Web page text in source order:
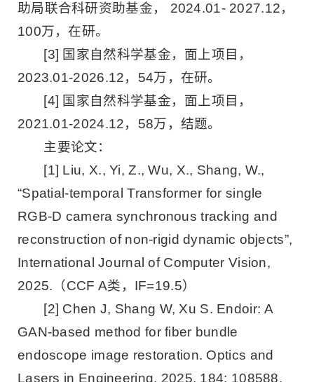
助局联合科研资助基金， 2024.01- 2027.12，
100万，在研。
[3] 国家自然科学基金，面上项目，
2023.01-2026.12，54万，在研。
[4] 国家自然科学基金，面上项目，
2021.01-2024.12，58万，结题。
主要论文：
[1] Liu, X., Yi, Z., Wu, X., Shang, W.,
“Spatial-temporal Transformer for single
RGB-D camera synchronous tracking and
reconstruction of non-rigid dynamic objects”,
International Journal of Computer Vision,
2025.（CCF A类，IF=19.5）
[2] Chen J, Shang W, Xu S. Endoir: A
GAN-based method for fiber bundle
endoscope image restoration. Optics and
Lasers in Engineering, 2025, 184: 108588.